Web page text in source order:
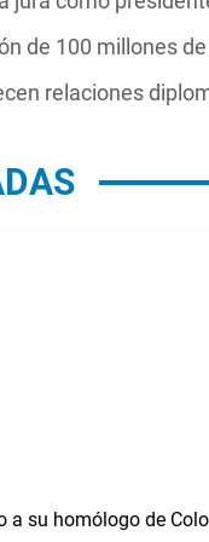
de 100 millones
relaciones